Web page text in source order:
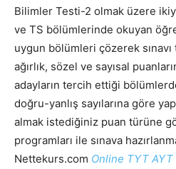
Bilimler Testi-2 olmak üzere
ve TS bölümlerinde okuyan
uygun bölümleri çözerek sınavı
ağırlık, sözel ve sayısal
adayların tercih ettiği
doğru-yanlış sayılarına göre
almak istediğiniz puan türüne
programları ile sınava
Nettekurs.com Online TYT